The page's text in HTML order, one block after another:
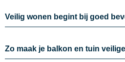
Veilig wonen begint bij goed
Zo maak je balkon en tuin